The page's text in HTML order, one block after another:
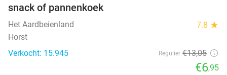
snack of pannenkoek
Het Aardbeienland 7.8 star
Horst
Verkocht: 15.945
Regulier €13,05
€6,95